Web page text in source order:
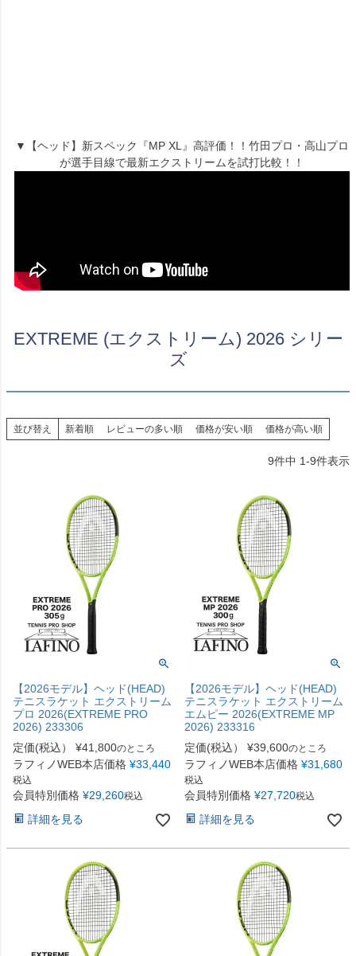
▼【ヘッド】新スペック『MP XL』高評価！！竹田プロ・高山プロ
が選手目線で最新エクストリームを試打比較！！
EXTREME (エクストリーム) 2026 シリー
ズ
並び替え 新着順 レビューの多い順 価格が安い順 価格が高い順
9件中 1-9件表示
【2026モデル】ヘッド(HEAD)
テニスラケット エクストリーム
プロ 2026(EXTREME PRO
2026) 233306
定価(税込）
¥41,800のところ
ラフィノWEB本店価格 ¥33,440
税込
会員特別価格 ¥29,260税込
詳細を見る
【2026モデル】ヘッド(HEAD)
テニスラケット エクストリーム
エムピー 2026(EXTREME MP
2026) 233316
定価(税込）
¥39,600のところ
ラフィノWEB本店価格 ¥31,680
税込
会員特別価格 ¥27,720税込
詳細を見る